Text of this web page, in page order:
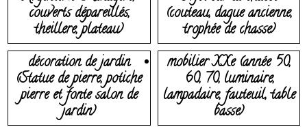
couverts dépareillés,
theillere, plateau)
(couteau, dague ancienne,
trophée de chasse)
décoration de jardin
(Statue de pierre, potiche
pierre et fonte salon de
jardin)
mobilier XXe (année 50,
60, 70, luminaire,
lampadaire, fauteuil, table
basse)